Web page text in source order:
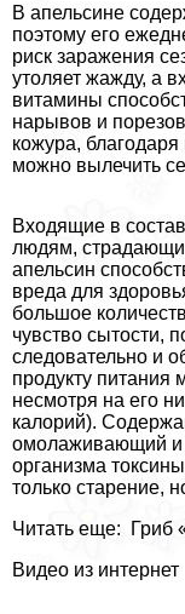
В апельсине
поэтому его
риск заражения
утоляет жажду, а
витамины
нарывов и
кожура,
можно вылечить
Входящие в
людям,
апельсин
вреда для
большое
чувство сытости,
следовательно и
продукту питания
несмотря на его
калорий).
омолаживающий и
организма
только старение,
Читать еще: Гриб
Видео из интернет